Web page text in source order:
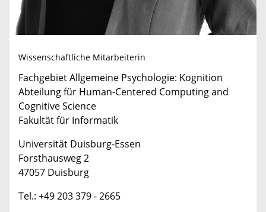
Wissenschaftliche Mitarbeiterin
Fachgebiet Allgemeine Psychologie: Kognition
Abteilung für Human-Centered Computing and
Cognitive Science
Fakultät für Informatik
Universität Duisburg-Essen
Forsthausweg 2
47057 Duisburg
Tel.: +49 203 379 - 2665